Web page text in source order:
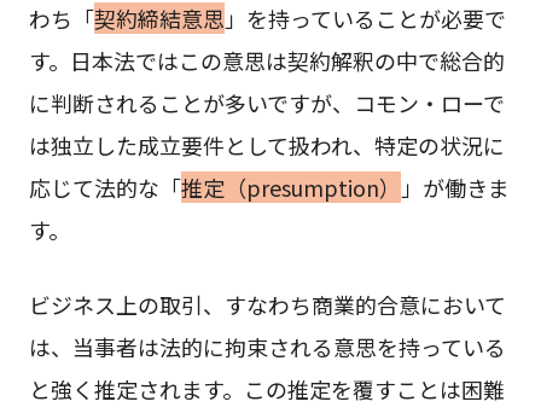
わち「契約締結意思 」を持っていることが必要で
す。日本法ではこの意思は契約解釈の中で総合的
に判断されることが多いですが、コモン・ローで
は独立した成立要件として扱われ、特定の状況に
応じて法的な「推定（presumption）
」が働きま
す。
ビジネス上の取引、すなわち商業的合意において
は、当事者は法的に拘束される意思を持っている
と強く推定されます。この推定を覆すことは困難